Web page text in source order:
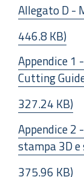
Allegato D -
446.8 KB)
Appendice 1
Cutting
327.24 KB)
Appendice 2
stampa 3D
375.96 KB)